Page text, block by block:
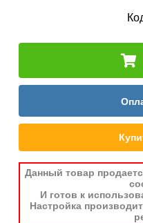
Данный товар
И готов к
Настройка